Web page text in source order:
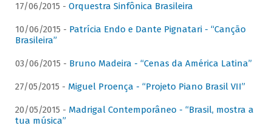
17/06/2015 - Orquestra Sinfônica Brasileira
10/06/2015 - Patrícia Endo e Dante Pignatari - “Canção
Brasileira”
03/06/2015 - Bruno Madeira - “Cenas da América Latina”
27/05/2015 - Miguel Proença - “Projeto Piano Brasil VII”
20/05/2015 - Madrigal Contemporâneo - “Brasil, mostra a
tua música”